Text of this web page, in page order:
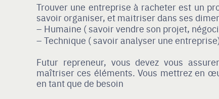
Trouver une entreprise à racheter est un
savoir organiser, et maitriser dans ses
Humaine ( savoir vendre son projet,
Technique ( savoir analyser une
Futur repreneur, vous devez vous
maîtriser ces éléments. Vous mettrez en
en tant que de besoin